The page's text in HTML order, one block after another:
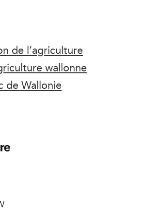
de l’agriculture
wallonne
de Wallonie